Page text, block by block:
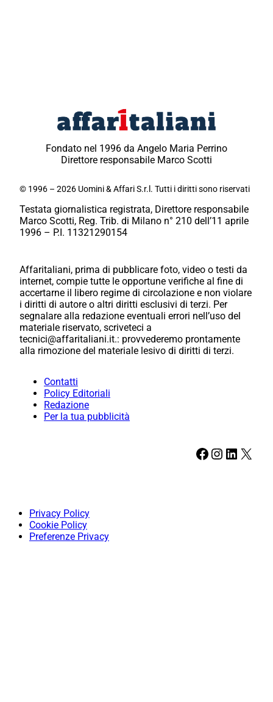
Fondato nel 1996 da Angelo Maria Perrino
Direttore responsabile Marco Scotti
© 1996 – 2026 Uomini & Affari S.r.l. Tutti i diritti sono riservati
Testata giornalistica registrata, Direttore responsabile
Marco Scotti, Reg. Trib. di Milano n° 210 dell’11 aprile
1996 – P.I. 11321290154
Affaritaliani, prima di pubblicare foto, video o testi da
internet, compie tutte le opportune verifiche al fine di
accertarne il libero regime di circolazione e non violare
i diritti di autore o altri diritti esclusivi di terzi. Per
segnalare alla redazione eventuali errori nell’uso del
materiale riservato, scriveteci a
tecnici@affaritaliani.it.: provvederemo prontamente
alla rimozione del materiale lesivo di diritti di terzi.
Contatti
Policy Editoriali
Redazione
Per la tua pubblicità
Facebook Instagram LinkedIn X
Privacy Policy
Cookie Policy
Preferenze Privacy